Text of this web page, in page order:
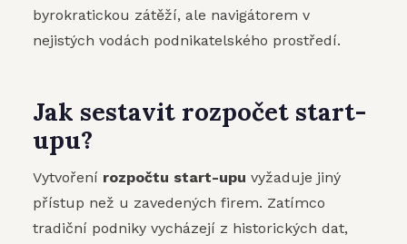
byrokratickou zátěží, ale navigátorem v
nejistých vodách podnikatelského prostředí.
Jak sestavit rozpočet start-
upu?
Vytvoření rozpočtu start-upu vyžaduje jiný
přístup než u zavedených firem. Zatímco
tradiční podniky vycházejí z historických dat,